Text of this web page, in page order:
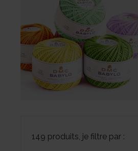
149 produits, je filtre par :